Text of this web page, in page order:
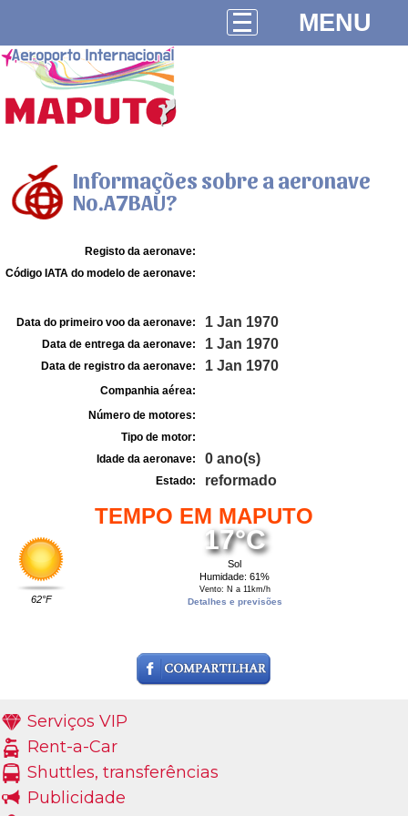
MENU
Informações sobre a aeronave
No.A7BAU?
Registo da aeronave:
Código IATA do modelo de aeronave:
Data do primeiro voo da aeronave: 1 Jan 1970
Data de entrega da aeronave: 1 Jan 1970
Data de registro da aeronave: 1 Jan 1970
Companhia aérea:
Número de motores:
Tipo de motor:
Idade da aeronave:
0 ano(s)
Estado: reformado
TEMPO EM MAPUTO
62°F
17°C
Sol
Humidade: 61%
Vento: N a 11km/h
Detalhes e previsões
Serviços VIP
Rent-a-Car
Shuttles, transferências
Publicidade